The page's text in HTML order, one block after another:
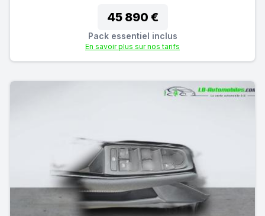
45 890 €
Pack essentiel inclus
En savoir plus sur nos tarifs